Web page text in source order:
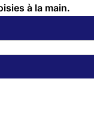
à la main.